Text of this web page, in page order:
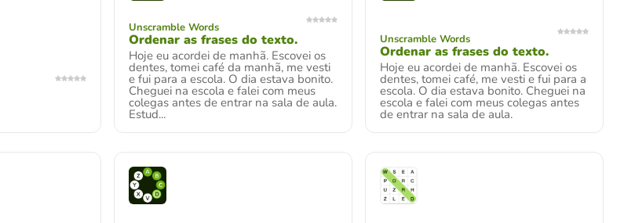
Unscramble Words
Ordenar as frases do texto.
Hoje eu acordei de manhã. Escovei os
dentes, tomei café da manhã, me vesti
e fui para a escola. O dia estava bonito.
Cheguei na escola e falei com meus
colegas antes de entrar na sala de aula.
Estud...
Unscramble Words
Ordenar as frases do texto.
Hoje eu acordei de manhã. Escovei os
dentes, tomei café, me vesti e fui para a
escola. O dia estava bonito. Cheguei na
escola e falei com meus colegas antes
de entrar na sala de aula.